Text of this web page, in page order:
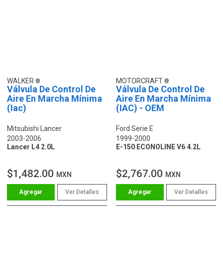
WALKER
Válvula De Control De
Aire En Marcha Mínima
(Iac)
Mitsubishi Lancer
2003-2006
Lancer L4 2.0L
$1,482.00 MXN
Ver Detalles
MOTORCRAFT
Válvula De Control De
Aire En Marcha Mínima
(IAC) - OEM
Ford Serie E
1999-2000
E-150 ECONOLINE V6 4.2L
$2,767.00 MXN
Ver Detalles